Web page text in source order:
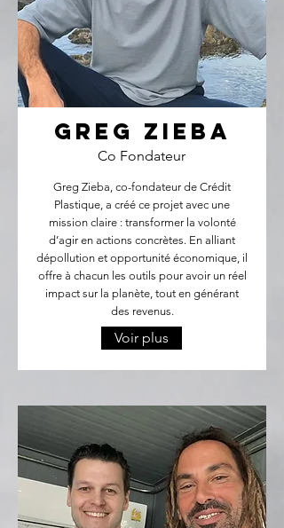
Greg Zieba
Co Fondateur
Greg Zieba, co-fondateur de Crédit
Plastique, a créé ce projet avec une
mission claire : transformer la volonté
d’agir en actions concrètes. En alliant
dépollution et opportunité économique, il
offre à chacun les outils pour avoir un réel
impact sur la planète, tout en générant
des revenus.
Voir plus